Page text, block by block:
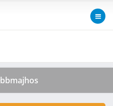
bbmajhos